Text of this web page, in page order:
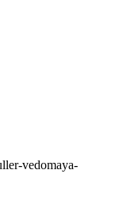
vedomaya-